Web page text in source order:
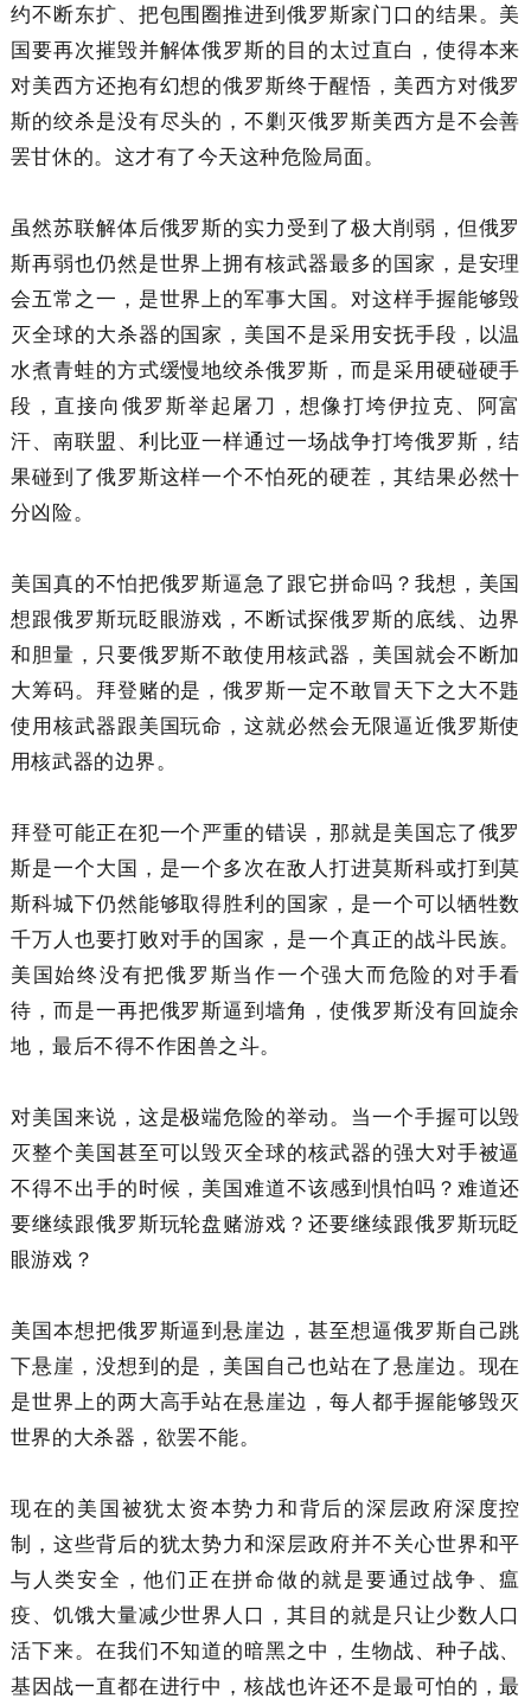
约不断东扩、把包围圈推进到俄罗斯家门口的结果。美
国要再次摧毁并解体俄罗斯的目的太过直白，使得本来
对美西方还抱有幻想的俄罗斯终于醒悟，美西方对俄罗
斯的绞杀是没有尽头的，不剿灭俄罗斯美西方是不会善
罢甘休的。这才有了今天这种危险局面。
虽然苏联解体后俄罗斯的实力受到了极大削弱，但俄罗
斯再弱也仍然是世界上拥有核武器最多的国家，是安理
会五常之一，是世界上的军事大国。对这样手握能够毁
灭全球的大杀器的国家，美国不是采用安抚手段，以温
水煮青蛙的方式缓慢地绞杀俄罗斯，而是采用硬碰硬手
段，直接向俄罗斯举起屠刀，想像打垮伊拉克、阿富
汗、南联盟、利比亚一样通过一场战争打垮俄罗斯，结
果碰到了俄罗斯这样一个不怕死的硬茬，其结果必然十
分凶险。
美国真的不怕把俄罗斯逼急了跟它拼命吗？我想，美国
想跟俄罗斯玩眨眼游戏，不断试探俄罗斯的底线、边界
和胆量，只要俄罗斯不敢使用核武器，美国就会不断加
大筹码。拜登赌的是，俄罗斯一定不敢冒天下之大不韪
使用核武器跟美国玩命，这就必然会无限逼近俄罗斯使
用核武器的边界。
拜登可能正在犯一个严重的错误，那就是美国忘了俄罗
斯是一个大国，是一个多次在敌人打进莫斯科或打到莫
斯科城下仍然能够取得胜利的国家，是一个可以牺牲数
千万人也要打败对手的国家，是一个真正的战斗民族。
美国始终没有把俄罗斯当作一个强大而危险的对手看
待，而是一再把俄罗斯逼到墙角，使俄罗斯没有回旋余
地，最后不得不作困兽之斗。
对美国来说，这是极端危险的举动。当一个手握可以毁
灭整个美国甚至可以毁灭全球的核武器的强大对手被逼
不得不出手的时候，美国难道不该感到惧怕吗？难道还
要继续跟俄罗斯玩轮盘赌游戏？还要继续跟俄罗斯玩眨
眼游戏？
美国本想把俄罗斯逼到悬崖边，甚至想逼俄罗斯自己跳
下悬崖，没想到的是，美国自己也站在了悬崖边。现在
是世界上的两大高手站在悬崖边，每人都手握能够毁灭
世界的大杀器，欲罢不能。
现在的美国被犹太资本势力和背后的深层政府深度控
制，这些背后的犹太势力和深层政府并不关心世界和平
与人类安全，他们正在拼命做的就是要通过战争、瘟
疫、饥饿大量减少世界人口，其目的就是只让少数人口
活下来。在我们不知道的暗黑之中，生物战、种子战、
基因战一直都在进行中，核战也许还不是最可怕的，最